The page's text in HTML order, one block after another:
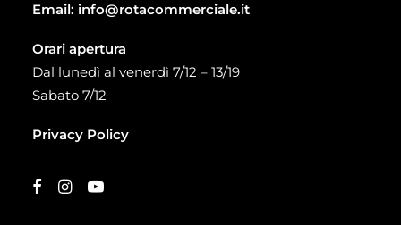
Email: info@rotacommerciale.it
Orari apertura
Dal lunedì al venerdì 7/12 – 13/19
Sabato 7/12
Privacy Policy